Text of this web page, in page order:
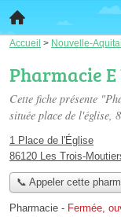
Accueil > Nouvelle-
Pharmacie E
Cette fiche présente
située place de l'église,
1 Place de l'Église
86120 Les Trois-
📞 Appeler cette
Pharmacie - Fermée,